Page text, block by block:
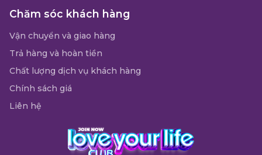
Chăm sóc khách hàng
Vận chuyển và giao hàng
Trả hàng và hoàn tiền
Chất lượng dịch vụ khách hàng
Chính sách giá
Liên hệ